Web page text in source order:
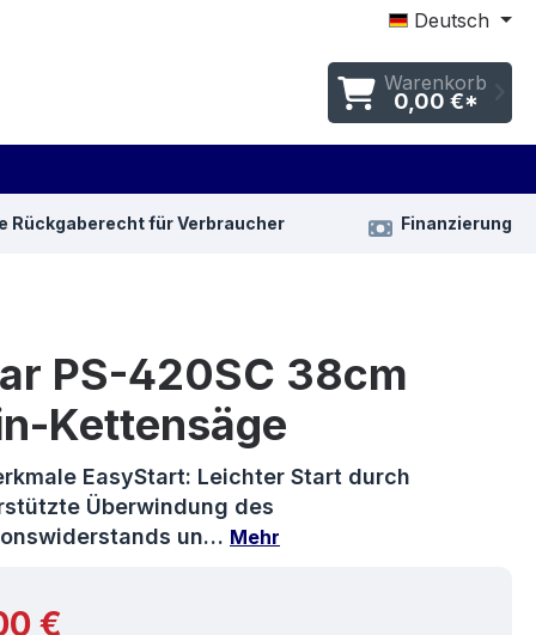
Deutsch
Warenkorb
0,00 €*
Rückgaberecht für Verbraucher Finanzierung
PS-420SC 38cm
Kettensäge
EasyStart: Leichter Start durch
Überwindung des
un… Mehr
Preis:
€